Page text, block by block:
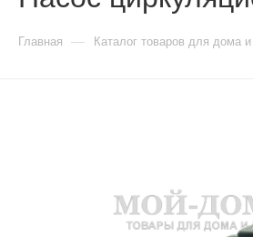
Главная — Каталог товаров для дома